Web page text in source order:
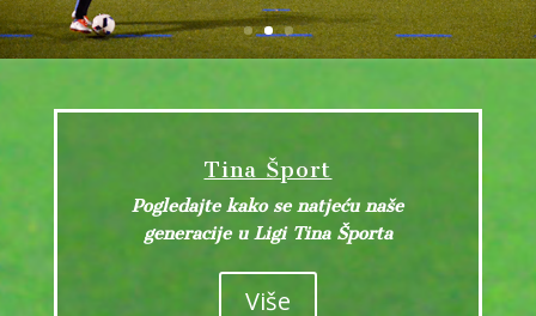
Tina Šport
Pogledajte kako se natjeću naše
generacije u Ligi Tina Športa
Više